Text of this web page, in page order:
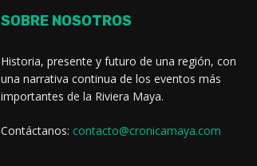
SOBRE NOSOTROS
Historia, presente y futuro de una región, con
una narrativa continua de los eventos más
importantes de la Riviera Maya.
Contáctanos: contacto@cronicamaya.com